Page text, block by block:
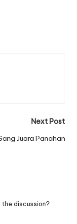
Next Post
Juara Panahan
the discussion?